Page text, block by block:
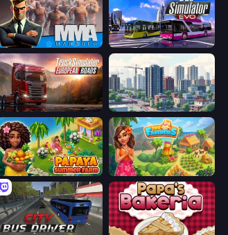
MMA Manager 2 Bus Simulator: EVO
Truck Simulator: European Roads SuperCity 3D
Papaya Summer Farm The Farmers